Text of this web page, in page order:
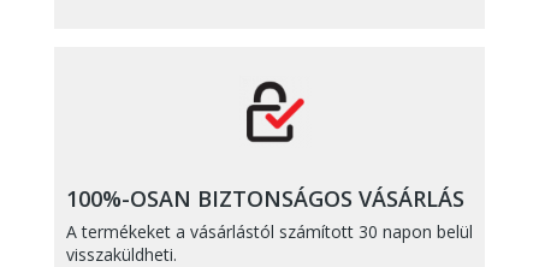
100%-OSAN BIZTONSÁGOS VÁSÁRLÁS
A termékeket a vásárlástól számított 30 napon belül
visszaküldheti.